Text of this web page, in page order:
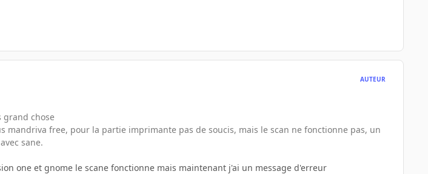
AUTEUR
grand chose
mandriva free, pour la partie imprimante pas de soucis, mais le scan ne fonctionne pas, un
sane.
one et gnome le scane fonctionne mais maintenant j'ai un message d'erreur